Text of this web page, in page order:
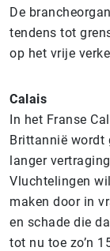
De
tendens tot
op het vrije
Calais
In het Franse
Brittannië wordt
langer
Vluchtelingen
maken door in
en schade die
tot nu toe zo’n